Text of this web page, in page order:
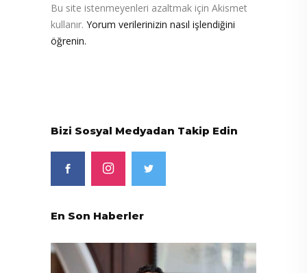
Bu site istenmeyenleri azaltmak için Akismet
kullanır. Yorum verilerinizin nasıl işlendiğini
öğrenin.
Bizi Sosyal Medyadan Takip Edin
En Son Haberler